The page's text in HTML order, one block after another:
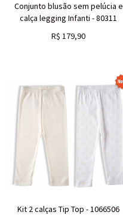
Conjunto blusão sem pelúcia e
calça legging Infanti - 80311
R$ 179,90
Kit 2 calças Tip Top - 1066506